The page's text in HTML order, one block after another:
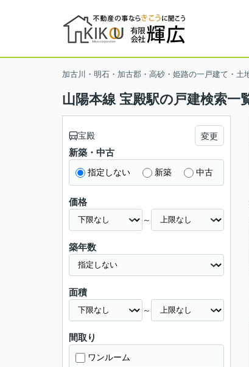
加古川・明石・加古郡・高砂・姫路の一戸建て・
山陽本線 宝殿駅の戸建検索一
宝殿 変更
新築・中古
指定しない 新築 中古
価格
～
築年数
面積
～
間取り
ワンルーム